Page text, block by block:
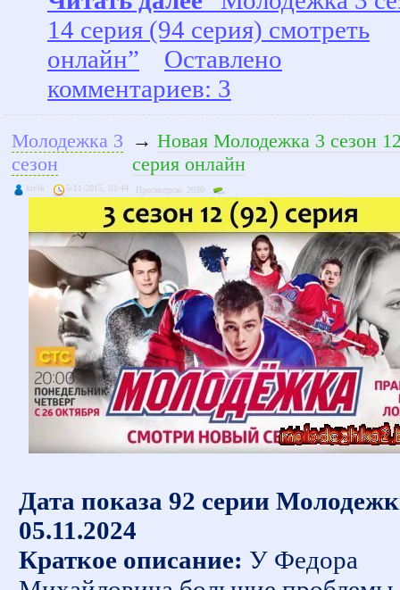
14 серия (94 серия) смотреть
онлайн”
Оставлено
комментариев: 3
Молодежка 3
сезон
→ Новая Молодежка 3 сезон
серия онлайн
kivik 5-11-2015, 03:44 Просмотров: 2030
Дата показа 92 серии
05.11.2024
Краткое описание: У Федора